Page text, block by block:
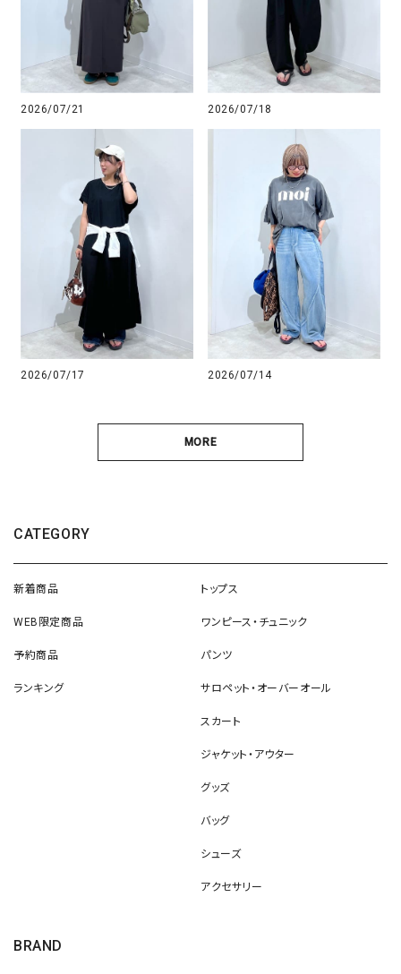
2026/07/21 2026/07/18
2026/07/17 2026/07/14
MORE
CATEGORY
新着商品
WEB限定商品
予約商品
ランキング
トップス
ワンピース・チュニック
パンツ
サロペット・オーバーオール
スカート
ジャケット・アウター
グッズ
バッグ
シューズ
アクセサリー
BRAND